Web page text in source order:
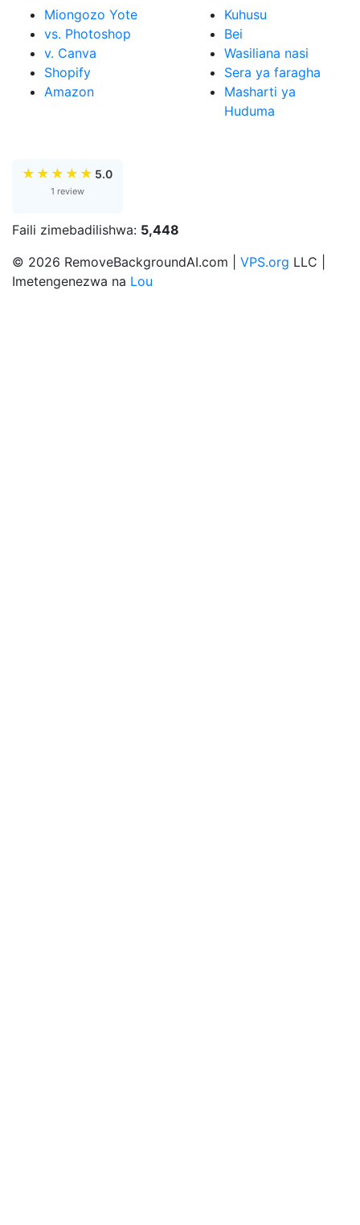
Miongozo Yote
vs. Photoshop
v. Canva
Shopify
Amazon
Kuhusu
Bei
Wasiliana nasi
Sera ya faragha
Masharti ya
Huduma
★ ★ ★ ★ ★ 5.0
1 review
Faili zimebadilishwa: 5,448
© 2026 RemoveBackgroundAI.com | VPS.org LLC |
Imetengenezwa na Lou